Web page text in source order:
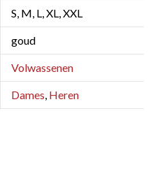
S, M, L, XL, XXL
goud
Volwassenen
Dames, Heren